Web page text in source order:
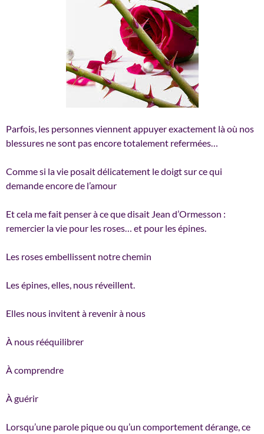
Parfois, les personnes viennent appuyer exactement là où nos
blessures ne sont pas encore totalement refermées…
Comme si la vie posait délicatement le doigt sur ce qui
demande encore de l’amour
Et cela me fait penser à ce que disait Jean d’Ormesson :
remercier la vie pour les roses… et pour les épines.
Les roses embellissent notre chemin
Les épines, elles, nous réveillent.
Elles nous invitent à revenir à nous
À nous rééquilibrer
À comprendre
À guérir
Lorsqu’une parole pique ou qu’un comportement dérange, ce